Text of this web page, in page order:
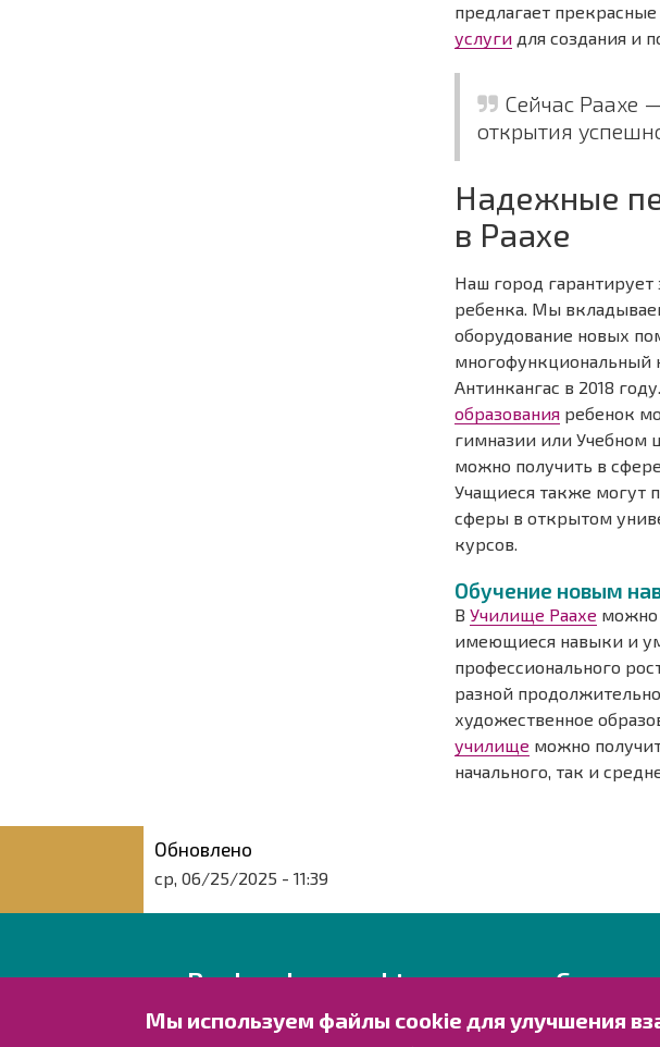
Мы используем файлы cookie для улучшения
предлагает
услуги для создания и
Сейчас Раахе
открытия
Надежные
в Раахе
Наш город
ребенка. Мы
оборудование новых
многофункциональный
Антинкангас в 2018
образования ребенок
гимназии или Учебном
можно получить в
Учащиеся также могут
сферы в открытом
курсов.
Обучение новым
ВУчилище Раахе можно
имеющиеся навыки и
профессионального
разной
художественное
училище можно
начального, так и
Обновлено
ср, 06/25/2025 - 11:39
Raahen kaupunki
Rantakatu 50
Оставьте